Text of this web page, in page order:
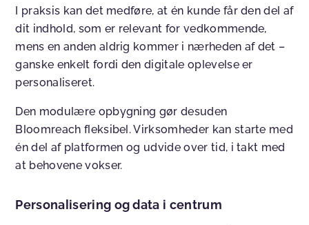
I praksis kan det medføre, at én kunde får den del af
dit indhold, som er relevant for vedkommende,
mens en anden aldrig kommer i nærheden af det –
ganske enkelt fordi den digitale oplevelse er
personaliseret.
Den modulære opbygning gør desuden
Bloomreach fleksibel. Virksomheder kan starte med
én del af platformen og udvide over tid, i takt med
at behovene vokser.
Personalisering og data i centrum